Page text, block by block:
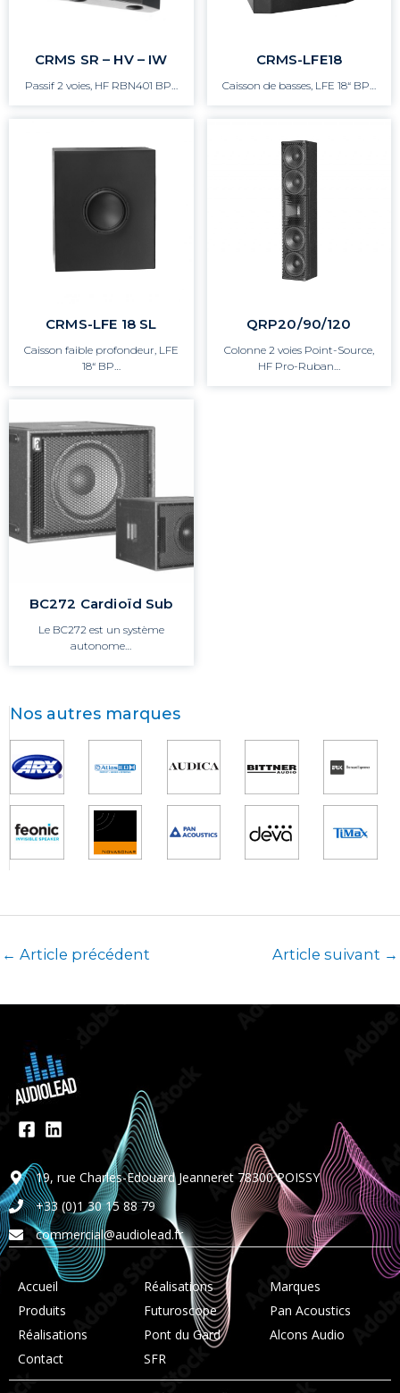
CRMS SR – HV – IW
Passif 2 voies, HF RBN401 BP…
CRMS-LFE18
Caisson de basses, LFE 18“ BP…
CRMS-LFE 18 SL
Caisson faible profondeur, LFE
18“ BP…
QRP20/90/120
Colonne 2 voies Point-Source,
HF Pro-Ruban…
BC272 Cardioïd Sub
Le BC272 est un système
autonome…
Nos autres marques
← Article précédent Article suivant →
19, rue Charles-Edouard Jeanneret 78300 POISSY
+33 (0)1 30 15 88 79
commercial@audiolead.fr
Accueil
Produits
Réalisations
Contact
Réalisations
Futuroscope
Pont du Gard
SFR
Marques
Pan Acoustics
Alcons Audio